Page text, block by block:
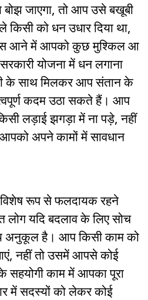
बोझ जाएगा, तो आप उसे बखूबी
को धन उधार दिया था,
आने में आपको कुछ मुश्किल आ
योजना में धन लगाना
के साथ मिलकर आप संतान के
कदम उठा सकते हैं। आप
लड़ाई झगड़ा में ना पड़े, नहीं
अपने कामों में सावधान
रूप से फलदायक रहने
लोग यदि बदलाव के लिए सोच
अनुकूल है। आप किसी काम को
नहीं तो उसमें आपसे कोई
काम में आपका पूरा
में सदस्यों को लेकर कोई